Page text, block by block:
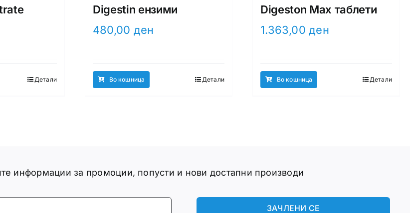
Детали
Digestin ензими
480,00 ден
Во кошница Детали
Digeston Max таблети
1.363,00ден
Во кошница Детали
информации за промоции, попусти и нови достапни производи
ЗАЧЛЕНИ СЕ